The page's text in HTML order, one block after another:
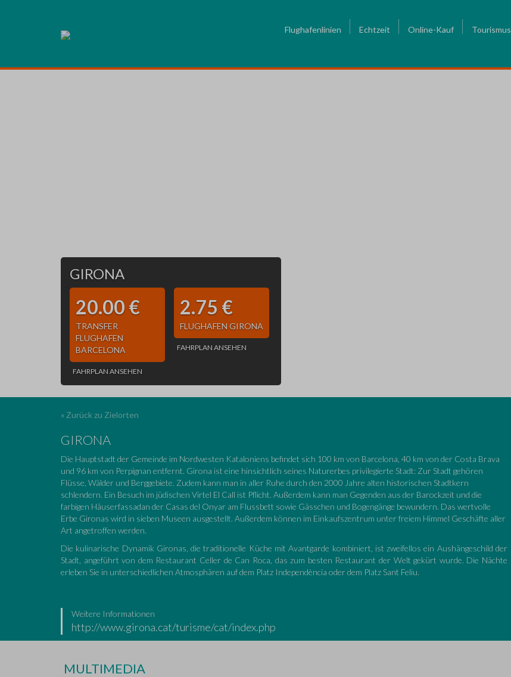
Flughafenlinien Echtzeit Online-Kauf Tourismus
GIRONA
20.00 €
TRANSFER
FLUGHAFEN
BARCELONA
FAHRPLAN ANSEHEN
2.75 €
FLUGHAFEN GIRONA
FAHRPLAN ANSEHEN
« Zurück zu Zielorten
GIRONA
Die Hauptstadt der Gemeinde im Nordwesten Kataloniens befindet sich 100 km von Barcelona, 40 km von der Costa Brava
und 96 km von Perpignan entfernt. Girona ist eine hinsichtlich seines Naturerbes privilegierte Stadt: Zur Stadt gehören
Flüsse, Wälder und Berggebiete. Zudem kann man in aller Ruhe durch den 2000 Jahre alten historischen Stadtkern
schlendern. Ein Besuch im jüdischen Virtel El Call ist Pflicht. Außerdem kann man Gegenden aus der Barockzeit und die
farbigen Häuserfassadan der Casas del Onyar am Flussbett sowie Gässchen und Bogengänge bewundern. Das wertvolle
Erbe Gironas wird in sieben Museen ausgestellt. Außerdem können im Einkaufszentrum unter freiem Himmel Geschäfte aller
Art angetroffen werden.
Die kulinarische Dynamik Gironas, die traditionelle Küche mit Avantgarde kombiniert, ist zweifellos ein Aushängeschild der
Stadt, angeführt von dem Restaurant Celler de Can Roca, das zum besten Restaurant der Welt gekürt wurde. Die Nächte
erleben Sie in unterschiedlichen Atmosphären auf dem Platz Independència oder dem Platz Sant Feliu.
Weitere Informationen
http://www.girona.cat/turisme/cat/index.php
MULTIMEDIA